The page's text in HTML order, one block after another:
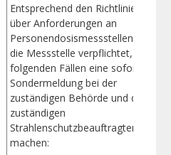
Entsprechend den Richtlinien
über Anforderungen an
Personendosismessstellen ist
die Messstelle verpflichtet, in
folgenden Fällen eine sofortige
Sondermeldung bei der
zuständigen Behörde und dem
zuständigen
Strahlenschutzbeauftragten zu
machen: